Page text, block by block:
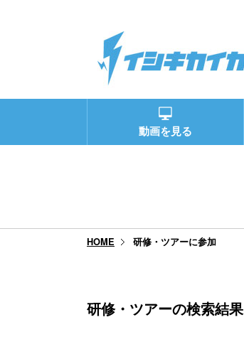
動画を見る
HOME 研修・ツアーに参加
研修・ツアーの検索結果